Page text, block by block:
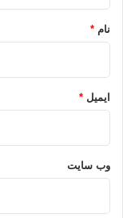
نام *
ایمیل *
وب‌ سایت